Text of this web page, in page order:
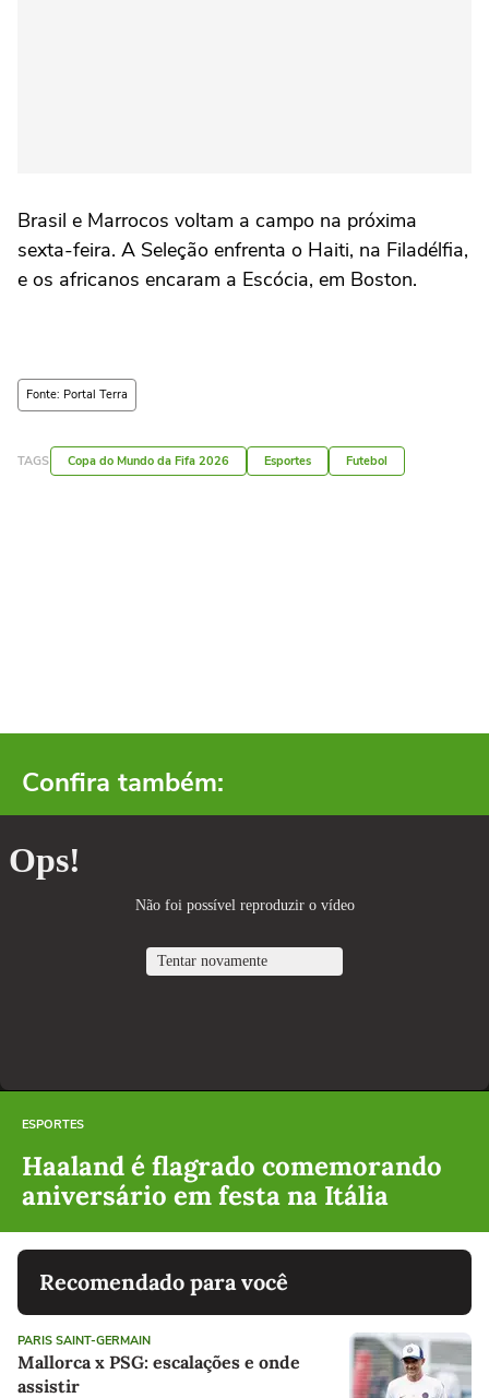
Brasil e Marrocos voltam a campo na próxima
sexta-feira. A Seleção enfrenta o Haiti, na Filadélfia,
e os africanos encaram a Escócia, em Boston.
Fonte: Portal Terra
TAGS Copa do Mundo da Fifa 2026 Esportes Futebol
Confira também:
ESPORTES
Haaland é flagrado comemorando
aniversário em festa na Itália
Recomendado para você
PARIS SAINT-GERMAIN
Mallorca x PSG: escalações e onde
assistir